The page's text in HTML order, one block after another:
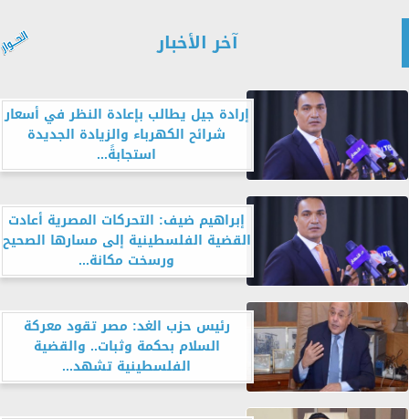
آخر الأخبار
إرادة جيل يطالب بإعادة النظر في أسعار
شرائح الكهرباء والزيادة الجديدة
استجابةً...
إبراهيم ضيف: التحركات المصرية أعادت
القضية الفلسطينية إلى مسارها الصحيح
ورسخت مكانة...
رئيس حزب الغد: مصر تقود معركة
السلام بحكمة وثبات.. والقضية
الفلسطينية تشهد...